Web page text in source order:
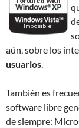
aún, sobre los
usuarios.
También es
software libre
de siempre: